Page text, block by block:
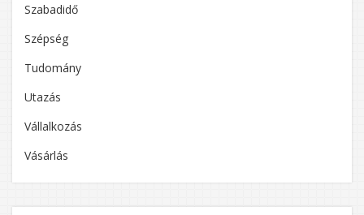
Szabadidő
Szépség
Tudomány
Utazás
Vállalkozás
Vásárlás